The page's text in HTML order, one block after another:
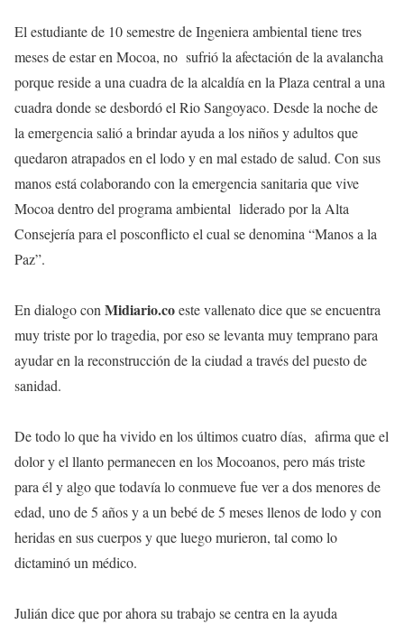
El estudiante de 10 semestre de Ingeniera ambiental tiene tres
meses de estar en Mocoa, no sufrió la afectación de la avalancha
porque reside a una cuadra de la alcaldía en la Plaza central a una
cuadra donde se desbordó el Rio Sangoyaco. Desde la noche de
la emergencia salió a brindar ayuda a los niños y adultos que
quedaron atrapados en el lodo y en mal estado de salud. Con sus
manos está colaborando con la emergencia sanitaria que vive
Mocoa dentro del programa ambiental liderado por la Alta
Consejería para el posconflicto el cual se denomina “Manos a la
Paz”.
En dialogo conMidiario.coeste vallenato dice que se encuentra
muy triste por lo tragedia, por eso se levanta muy temprano para
ayudar en la reconstrucción de la ciudad a través del puesto de
sanidad.
De todo lo que ha vivido en los últimos cuatro días, afirma que el
dolor y el llanto permanecen en los Mocoanos, pero más triste
para él y algo que todavía lo conmueve fue ver a dos menores de
edad, uno de 5 años y a un bebé de 5 meses llenos de lodo y con
heridas en sus cuerpos y que luego murieron, tal como lo
dictaminó un médico.
Julián dice que por ahora su trabajo se centra en la ayuda